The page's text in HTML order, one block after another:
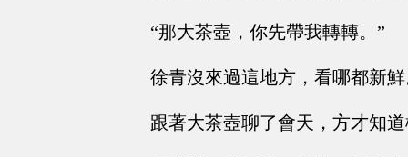
“那大茶壺，你先帶我轉轉。”
徐青沒來過這地方，看哪都新
跟著大茶壺聊了會天，方才知